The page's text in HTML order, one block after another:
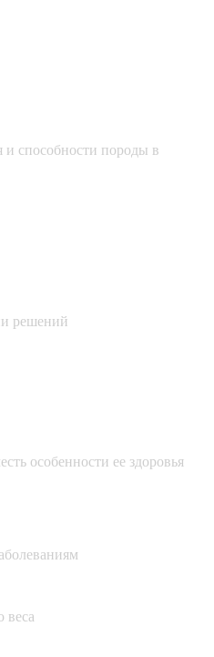
способности породы в
решений
особенности ее здоровья
веса